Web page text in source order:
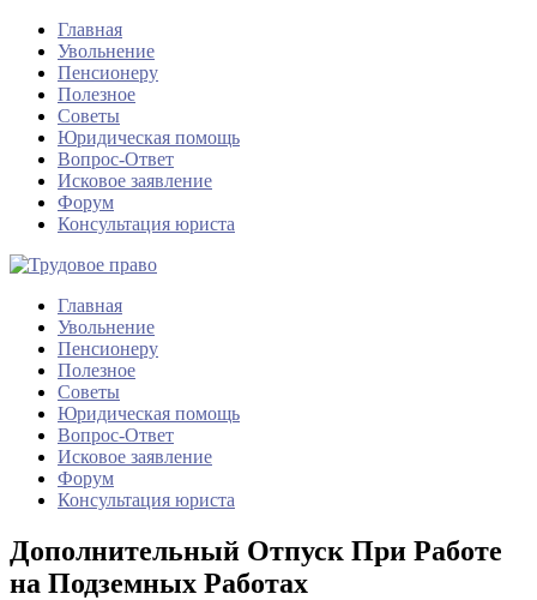
Главная
Увольнение
Пенсионеру
Полезное
Советы
Юридическая помощь
Вопрос-Ответ
Исковое заявление
Форум
Консультация юриста
Главная
Увольнение
Пенсионеру
Полезное
Советы
Юридическая помощь
Вопрос-Ответ
Исковое заявление
Форум
Консультация юриста
Дополнительный Отпуск При Работе
на Подземных Работах